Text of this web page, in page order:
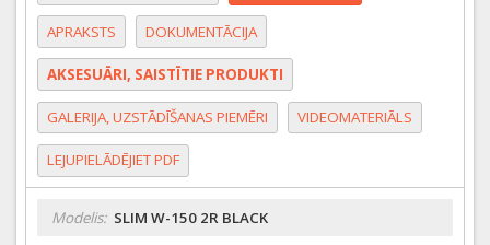
APRAKSTS DOKUMENTĀCIJA
AKSESUĀRI, SAISTĪTIE PRODUKTI
GALERIJA, UZSTĀDĪŠANAS PIEMĒRI VIDEOMATERIĀLS
LEJUPIELĀDĒJIET PDF
Modelis: SLIM W-150 2R BLACK